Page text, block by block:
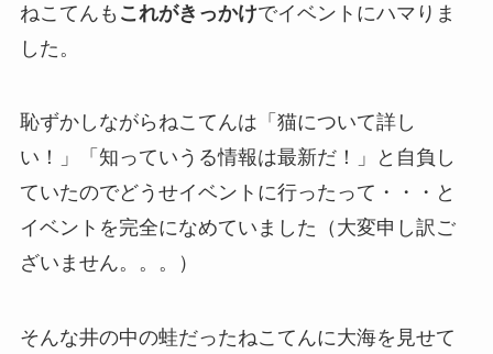
ねこてんも これがきっかけでイベントにハマりま
した。
恥ずかしながらねこてんは「猫について詳し
い！」「知っていうる情報は最新だ！」と自負し
ていたのでどうせイベントに行ったって・・・と
イベントを完全になめていました（大変申し訳ご
ざいません。。。）
そんな井の中の蛙だったねこてんに大海を見せて